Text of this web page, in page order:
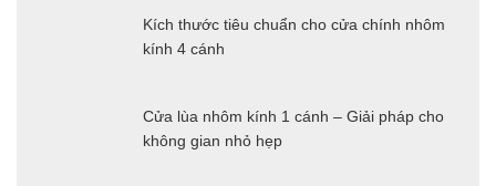
Kích thước tiêu chuẩn cho cửa chính nhôm
kính 4 cánh
Cửa lùa nhôm kính 1 cánh – Giải pháp cho
không gian nhỏ hẹp